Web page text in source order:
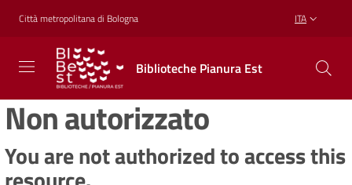
Vai al contenuto
Vai alla navigazione
Vai al footer
Città metropolitana di Bologna ITA
Biblioteche Pianura Est
Biblioteche
Pianura
Est
CONOSCERE,
CREARE,
Non autorizzato
You are not authorized to access this